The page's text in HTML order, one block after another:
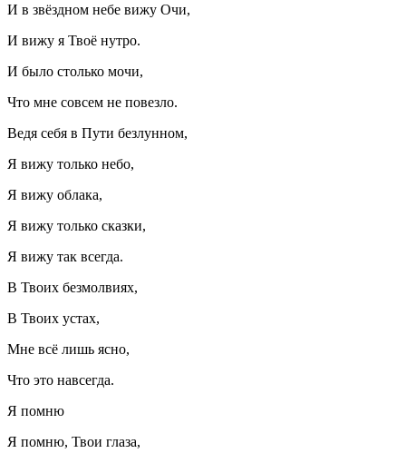
И в звёздном небе вижу Очи,
И вижу я Твоё нутро.
И было столько мочи,
Что мне совсем не повезло.
Ведя себя в Пути безлунном,
Я вижу только небо,
Я вижу облака,
Я вижу только сказки,
Я вижу так всегда.
В Твоих безмолвиях,
В Твоих устах,
Мне всё лишь ясно,
Что это навсегда.
Я помню
Я помню, Твои глаза,